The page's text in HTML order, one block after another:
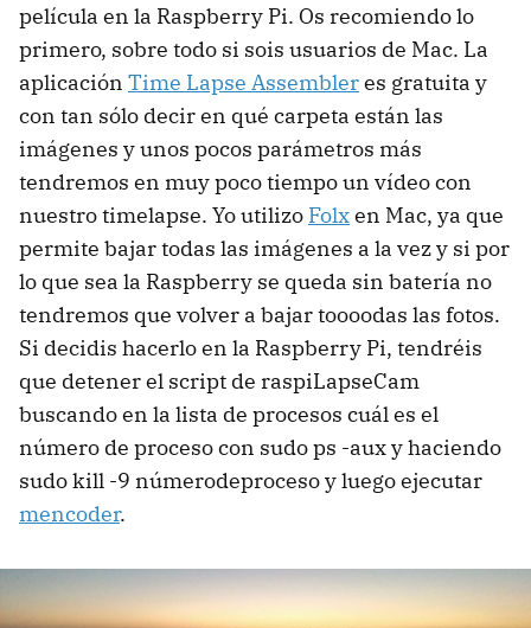
película en la Raspberry Pi. Os recomiendo lo
primero, sobre todo si sois usuarios de Mac. La
aplicación Time Lapse Assembleres gratuita y
con tan sólo decir en qué carpeta están las
imágenes y unos pocos parámetros más
tendremos en muy poco tiempo un vídeo con
nuestro timelapse. Yo utilizo Folxen Mac, ya que
permite bajar todas las imágenes a la vez y si por
lo que sea la Raspberry se queda sin batería no
tendremos que volver a bajar toooodas las fotos.
Si decidis hacerlo en la Raspberry Pi, tendréis
que detener el script de raspiLapseCam
buscando en la lista de procesos cuál es el
número de proceso con sudo ps -aux y haciendo
sudo kill -9 númerodeproceso y luego ejecutar
mencoder.